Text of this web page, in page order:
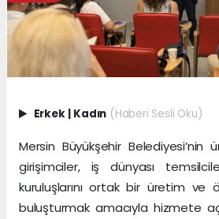
Erkek Kadın (Haberi Sesli Oku)
Mersin Büyükşehir Belediyesi’nin
girişimciler, iş dünyası
kuruluşlarını ortak bir üretim ve
buluşturmak amacıyla hizmete